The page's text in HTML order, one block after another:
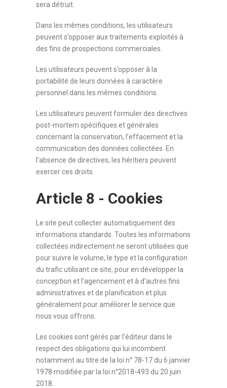
sera détruit.
Dans les mêmes conditions, les utilisateurs
peuvent s’opposer aux traitements exploités à
des fins de prospections commerciales.
Les utilisateurs peuvent s’opposer à la
portabilité de leurs données à caractère
personnel dans les mêmes conditions.
Les utilisateurs peuvent formuler des directives
post-mortem spécifiques et générales
concernant la conservation, l’effacement et la
communication des données collectées. En
l’absence de directives, les héritiers peuvent
exercer ces droits.
Article 8 - Cookies
Le site peut collecter automatiquement des
informations standards. Toutes les informations
collectées indirectement ne seront utilisées que
pour suivre le volume, le type et la configuration
du trafic utilisant ce site, pour en développer la
conception et l'agencement et à d'autres fins
administratives et de planification et plus
généralement pour améliorer le service que
nous vous offrons.
Les cookies sont gérés par l’éditeur dans le
respect des obligations qui lui incombent
notamment au titre de la loi n° 78-17 du 6 janvier
1978 modifiée par la loi n°2018-493 du 20 juin
2018.